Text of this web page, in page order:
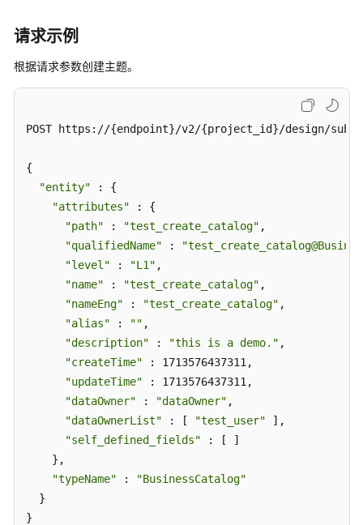
请求示例
根据请求参数创建主题。
POST https://{endpoint}/v2/{project_id}/design/
{
"entity" : {
"attributes" : {
"path" : "test_create_catalog" ,
"qualifiedName" :
"level" : "L1" ,
"name" : "test_create_catalog" ,
"nameEng" : "test_create_catalog" ,
"alias" : "" ,
"description" : "this is a demo." ,
"createTime" : 1713576437311,
"updateTime" : 1713576437311,
"dataOwner" : "dataOwner" ,
"dataOwnerList" : [ "test_user" ],
"self_defined_fields" : [ ]
    },
"typeName" :
"BusinessCatalog"
  }
}